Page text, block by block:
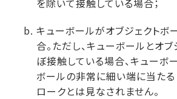
を除いて接触している場合；
キューボールがオブジェクトボ
合。ただし、キューボールとオ
ぼ接触している場合、キューボ
ボールの非常に細い端に当たる
ロークとは見なされません。